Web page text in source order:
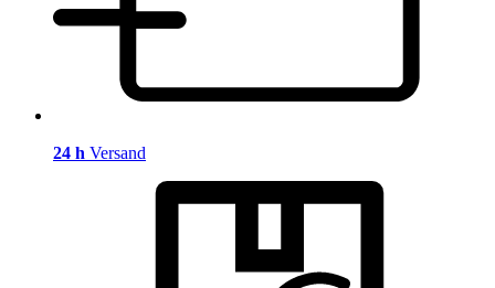
24 h Versand